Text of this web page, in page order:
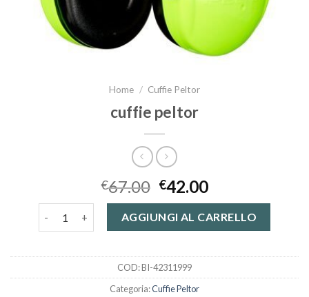
Home / Cuffie Peltor
cuffie peltor
€67.00 €42.00
cuffie peltor quantitàAGGIUNGI AL CARRELLO
COD:BI-42311999
Categoria:Cuffie Peltor